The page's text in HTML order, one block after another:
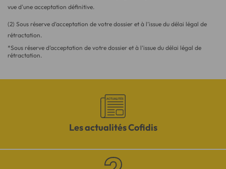
vue d'une acceptation définitive.
(2) Sous réserve d’acceptation de votre dossier et à l’issue du délai légal de
rétractation.
*Sous réserve d’acceptation de votre dossier et à l’issue du délai légal de
rétractation.
Les actualités Cofidis